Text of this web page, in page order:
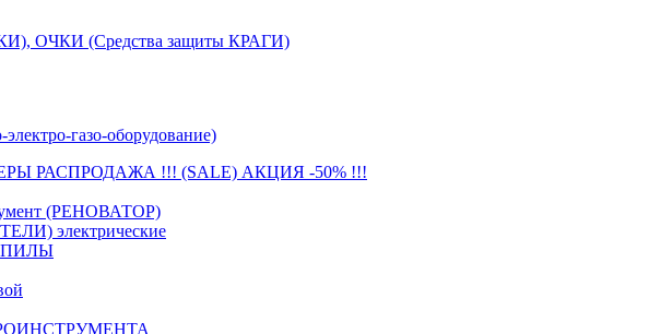
ОЧКИ (Средства защиты КРАГИ)
газо-оборудование)
РАСПРОДАЖА !!! (SALE) АКЦИЯ -50% !!!
(РЕНОВАТОР)
электрические
ПИЛЫ